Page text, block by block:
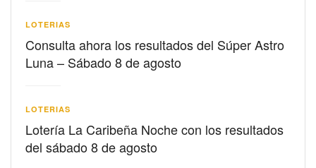
LOTERIAS
Consulta ahora los resultados del Súper Astro
Luna – Sábado 8 de agosto
LOTERIAS
Lotería La Caribeña Noche con los resultados
del sábado 8 de agosto